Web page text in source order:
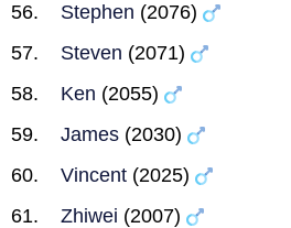
Stephen (2076)
Steven (2071)
Ken (2055)
James (2030)
Vincent (2025)
Zhiwei (2007)